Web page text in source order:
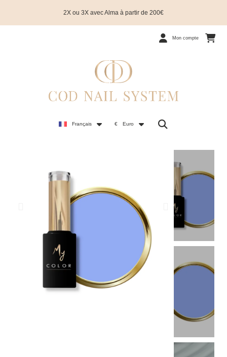
2X ou 3X avec Alma à partir de 200€
Mon compte
Français € Euro